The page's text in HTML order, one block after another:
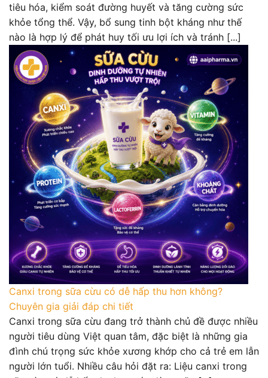
tiêu hóa, kiểm soát đường huyết và tăng cường sức
khỏe tổng thể. Vậy, bổ sung tinh bột kháng như thế
nào là hợp lý để phát huy tối ưu lợi ích và tránh [...]
Canxi trong sữa cừu có dễ hấp thu hơn không?
Chuyên gia giải đáp chi tiết
Canxi trong sữa cừu đang trở thành chủ đề được nhiều
người tiêu dùng Việt quan tâm, đặc biệt là những gia
đình chú trọng sức khỏe xương khớp cho cả trẻ em lẫn
người lớn tuổi. Nhiều câu hỏi đặt ra: Liệu canxi trong